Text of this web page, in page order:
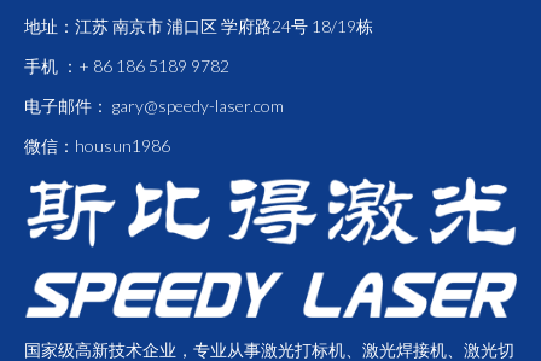
地址：江苏 南京市 浦口区 学府路24号 18/19栋
手机 ：+ 86 186 5189 9782
电子邮件： gary@speedy-laser.com
微信：housun1986
国家级高新技术企业，专业从事激光打标机、激光焊接机、激光切